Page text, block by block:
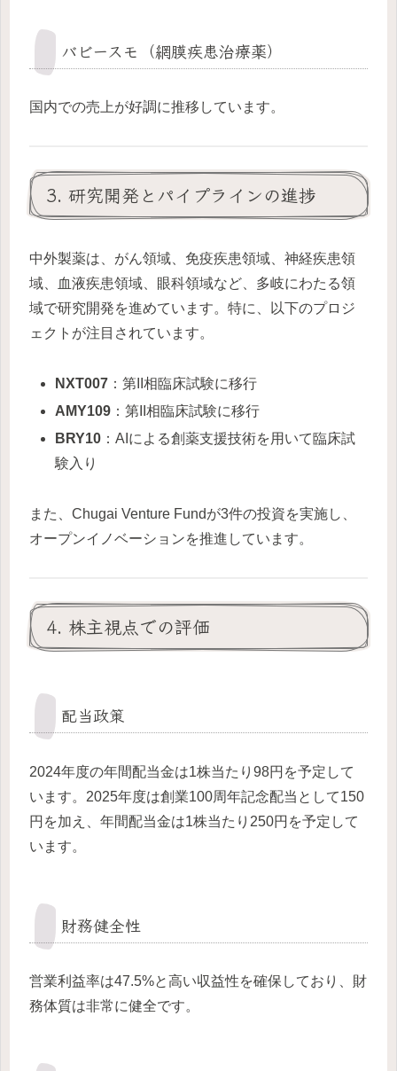
バビースモ（網膜疾患治療薬）
国内での売上が好調に推移しています。
3. 研究開発とパイプラインの進捗
中外製薬は、がん領域、免疫疾患領域、神経疾患領
域、血液疾患領域、眼科領域など、多岐にわたる領
域で研究開発を進めています。特に、以下のプロジ
ェクトが注目されています。
NXT007 ：第II相臨床試験に移行
AMY109 ：第II相臨床試験に移行
BRY10 ：AIによる創薬支援技術を用いて臨床試
験入り
また、Chugai Venture Fundが3件の投資を実施し、
オープンイノベーションを推進しています。
4. 株主視点での評価
配当政策
2024年度の年間配当金は1株当たり98円を予定して
います。2025年度は創業100周年記念配当として150
円を加え、年間配当金は1株当たり250円を予定して
います。
財務健全性
営業利益率は47.5%と高い収益性を確保しており、財
務体質は非常に健全です。